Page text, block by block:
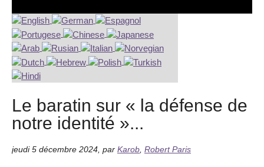
Le baratin sur « la défense de
notre identité »...
jeudi 5 décembre 2024 par Karob Robert Paris